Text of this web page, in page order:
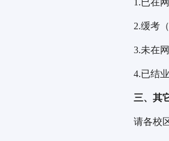
1.已在
2.缓考
3.未在
4.已结
三、其
请各校